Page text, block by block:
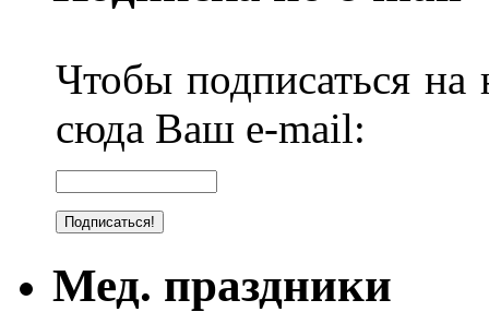
Чтобы подписаться на
сюда Ваш e-mail:
Мед. праздники